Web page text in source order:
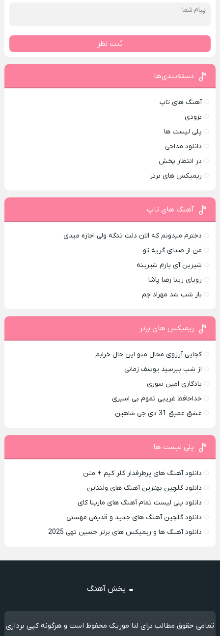
ثبت نظر
دسته‌بندی‌ها
آهنگ های تاپ
بزودی
پلی لیست ها
دانلود مداحی
در انتظار پخش
ریمیکس های برتر
آهنگ های تاپ
دخترم میدونم که الان دلت تنگه ولی اجازه میدی
من از صدای گريه تو
شیرین آی یارم شیرینه
رویای زیبا رضا پاشا
باز شب شد مهراد جم
ریمیکس های برتر
کجایی آرزوی محال منو این حال خرابم
از شب بپرسید یوسف زمانی
یادگاری امین سوری
خداحافظ غریبی تموم بی اسیری
عشق عمیق 31 دی جی شاهین
پلی لیست ها
دانلود آهنگ های پرطرفدار کلر کیم + متن
دانلود گلچین بهترین آهنگ های ولنتاین
دانلود پلی لیست تمام آهنگ های مارینا کای
دانلود گلچین آهنگ های جدید و قدیمی مهستی
دانلود آهنگ ها و ریمیکس های برتر حسین تهی 2025
پخش آهنگ
تمامی حقوق مطالب برای لنا موزیک محفوظ است و هرگونه کپی برداری